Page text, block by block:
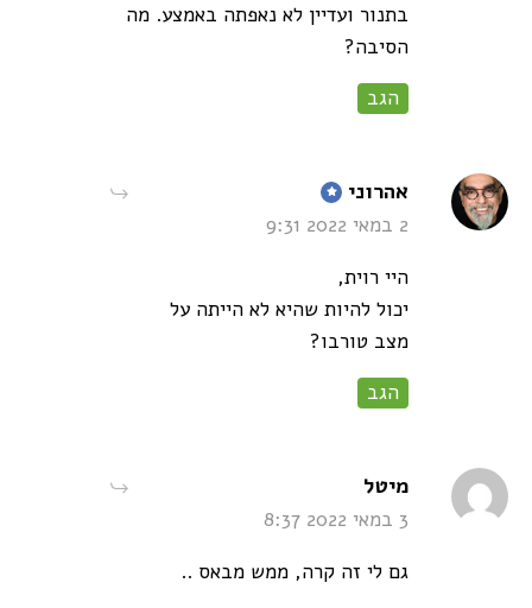
בתנור ועדיין לא נאפתה באמצע. מה
הסיבה?
הגב
אהרוני says:
2 במאי 2022 9:31
היי רוית,
יכול להיות שהיא לא הייתה על
מצב טורבו?
הגב
מיטל
3 במאי 2022 8:37
גם לי זה קרה, ממש מבאס ..